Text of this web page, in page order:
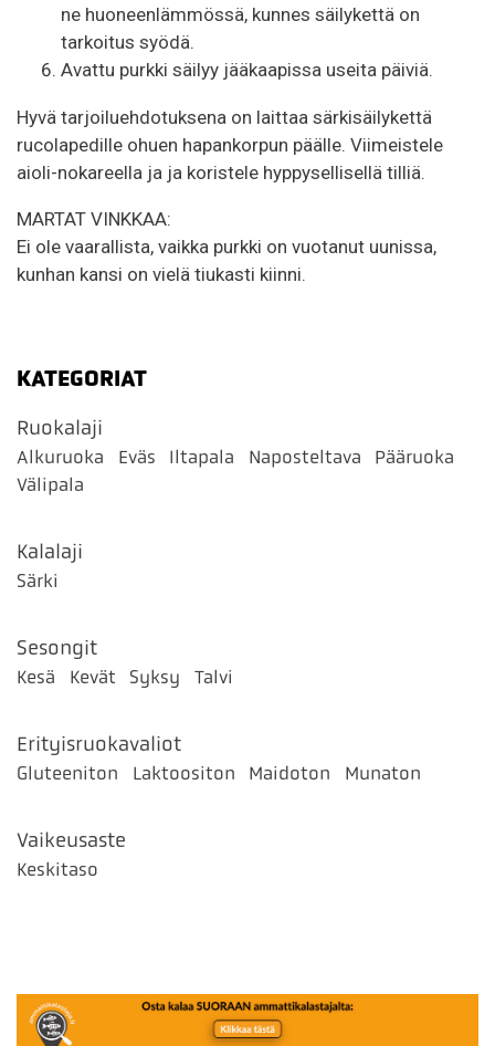
ne huoneenlämmössä, kunnes säilykettä on
tarkoitus syödä.
Avattu purkki säilyy jääkaapissa useita päiviä.
Hyvä tarjoiluehdotuksena on laittaa särkisäilykettä
rucolapedille ohuen hapankorpun päälle. Viimeistele
aioli-nokareella ja ja koristele hyppysellisellä tilliä.
MARTAT VINKKAA:
Ei ole vaarallista, vaikka purkki on vuotanut uunissa,
kunhan kansi on vielä tiukasti kiinni.
KATEGORIAT
Ruokalaji
Alkuruoka Eväs Iltapala Naposteltava
Pääruoka
Välipala
Kalalaji
Särki
Sesongit
Kesä Kevät Syksy Talvi
Erityisruokavaliot
Gluteeniton Laktoositon Maidoton Munaton
Vaikeusaste
Keskitaso